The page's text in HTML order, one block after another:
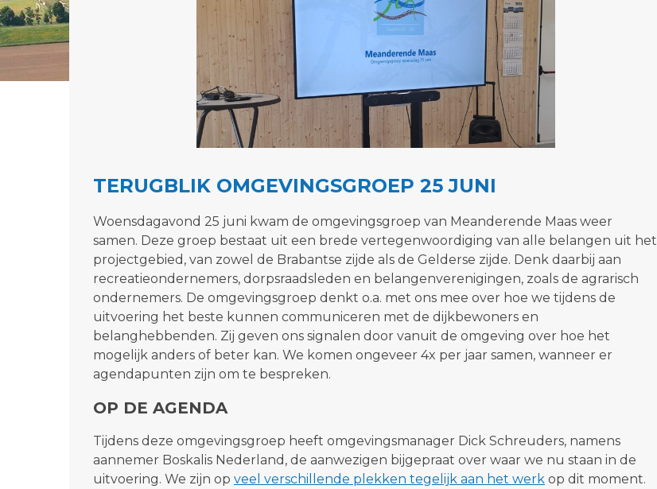
TERUGBLIK OMGEVINGSGROEP 25 JUNI
Woensdagavond 25 juni kwam de omgevingsgroep van Meanderende Maas weer
samen. Deze groep bestaat uit een brede vertegenwoordiging van alle belangen uit het
projectgebied, van zowel de Brabantse zijde als de Gelderse zijde. Denk daarbij aan
recreatieondernemers, dorpsraadsleden en belangenverenigingen, zoals de agrarisch
ondernemers. De omgevingsgroep denkt o.a. met ons mee over hoe we tijdens de
uitvoering het beste kunnen communiceren met de dijkbewoners en
belanghebbenden. Zij geven ons signalen door vanuit de omgeving over hoe het
mogelijk anders of beter kan. We komen ongeveer 4x per jaar samen, wanneer er
agendapunten zijn om te bespreken.
OP DE AGENDA
Tijdens deze omgevingsgroep heeft omgevingsmanager Dick Schreuders, namens
aannemer Boskalis Nederland, de aanwezigen bijgepraat over waar we nu staan in de
uitvoering. We zijn op veel verschillende plekken tegelijk aan het werk op dit moment.